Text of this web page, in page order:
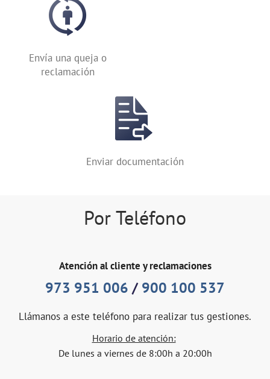
Envía una queja o
reclamación
Enviar documentación
Por Teléfono
Atención al cliente y reclamaciones
973 951 006 /900 100 537
Llámanos a este teléfono para realizar tus gestiones.
Horario de atención:
De lunes a viernes de 8:00h a 20:00h